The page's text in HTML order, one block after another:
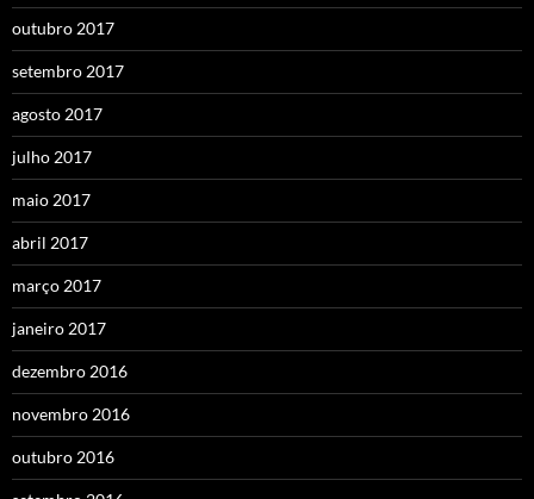
outubro 2017
setembro 2017
agosto 2017
julho 2017
maio 2017
abril 2017
março 2017
janeiro 2017
dezembro 2016
novembro 2016
outubro 2016